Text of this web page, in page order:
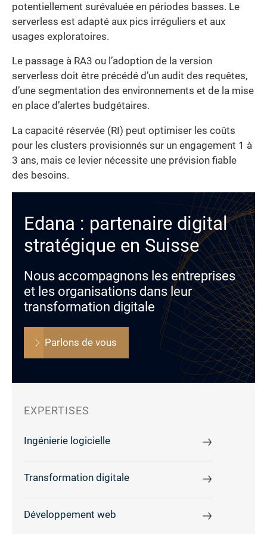
potentiellement surévaluée en périodes basses. Le
serverless est adapté aux pics irréguliers et aux
usages exploratoires.
Le passage à RA3 ou l’adoption de la version
serverless doit être précédé d’un audit des requêtes,
d’une segmentation des environnements et de la mise
en place d’alertes budgétaires.
La capacité réservée (RI) peut optimiser les coûts
pour les clusters provisionnés sur un engagement 1 à
3 ans, mais ce levier nécessite une prévision fiable
des besoins.
Edana : partenaire digital
stratégique en Suisse
Nous accompagnons les entreprises
et les organisations dans leur
transformation digitale
Parlons de vous
EXPERTISES
Ingénierie logicielle
Transformation digitale
Développement web